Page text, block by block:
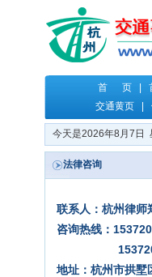
首 页
交通黄页
今天是2026年8月7日
法律咨询
联系人：杭州律师
咨询热线：
地址：杭州市拱墅